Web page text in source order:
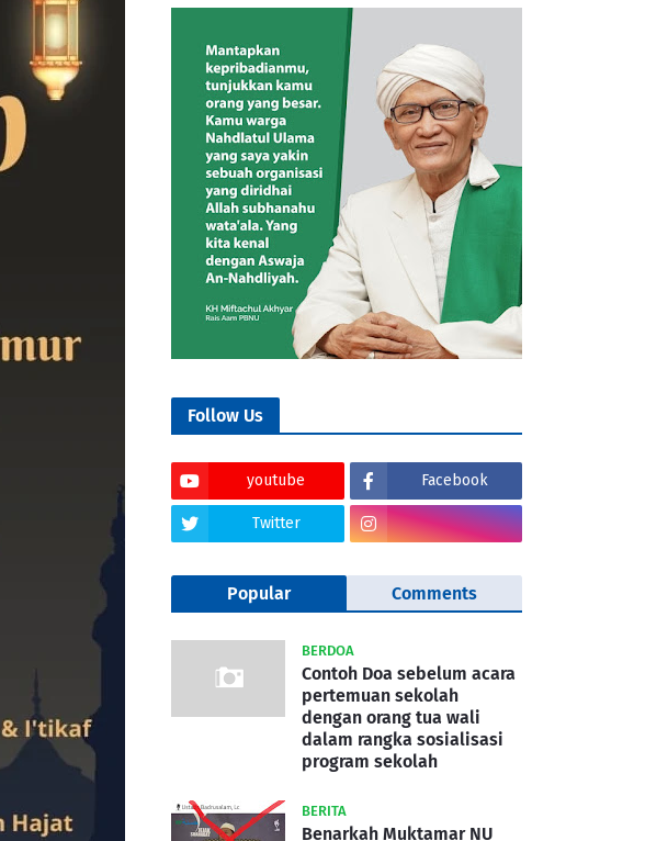
Follow Us
youtube Facebook
Twitter
Popular Comments
BERDOA
Contoh Doa sebelum acara
pertemuan sekolah
dengan orang tua wali
dalam rangka sosialisasi
program sekolah
BERITA
Benarkah Muktamar NU